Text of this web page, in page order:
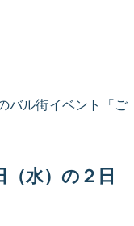
バル街イベント「ご
（水）の２日